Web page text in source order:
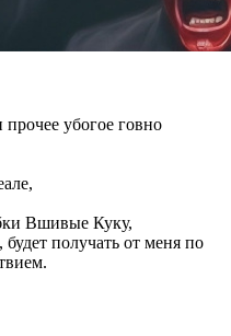
убогое говно
Вшивые Куку,
получать от меня по